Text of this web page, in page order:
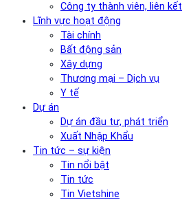
Công ty thành viên, liên kết
Lĩnh vực hoạt động
Tài chính
Bất động sản
Xây dựng
Thương mại – Dịch vụ
Y tế
Dự án
Dự án đầu tư, phát triển
Xuất Nhập Khẩu
Tin tức – sự kiện
Tin nổi bật
Tin tức
Tin Vietshine